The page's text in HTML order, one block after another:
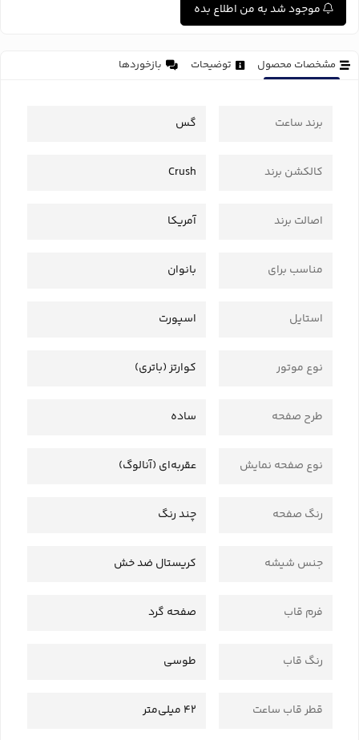
موجود شد به من اطلاع بده
مشخصات محصول توضیحات بازخوردها
برند ساعت گس
کالکشن برند Crush
اصالت برند آمریکا
مناسب برای بانوان
استایل اسپورت
نوع موتور کوارتز (باتری)
طرح صفحه ساده
نوع صفحه نمایش عقربه‌ای (آنالوگ)
رنگ صفحه چند رنگ
جنس شیشه کریستال ضد خش
فرم قاب صفحه گرد
رنگ قاب طوسی
قطر قاب ساعت 42 میلی‌متر